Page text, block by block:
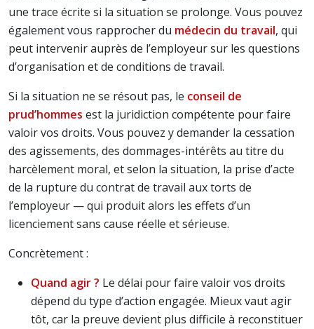
une trace écrite si la situation se prolonge. Vous pouvez
également vous rapprocher du médecin du travail, qui
peut intervenir auprès de l’employeur sur les questions
d’organisation et de conditions de travail.
Si la situation ne se résout pas, le conseil de
prud’hommes est la juridiction compétente pour faire
valoir vos droits. Vous pouvez y demander la cessation
des agissements, des dommages-intérêts au titre du
harcèlement moral, et selon la situation, la prise d’acte
de la rupture du contrat de travail aux torts de
l’employeur — qui produit alors les effets d’un
licenciement sans cause réelle et sérieuse.
Concrètement :
Quand agir ? Le délai pour faire valoir vos droits
dépend du type d’action engagée. Mieux vaut agir
tôt, car la preuve devient plus difficile à reconstituer